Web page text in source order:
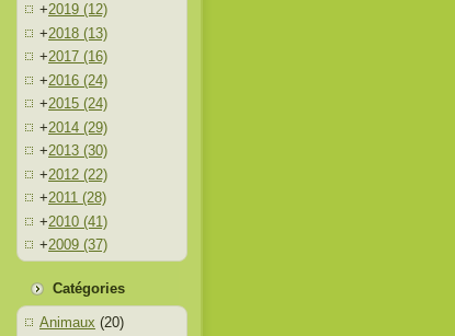
+2019 (12)
+2018 (13)
+2017 (16)
+2016 (24)
+2015 (24)
+2014 (29)
+2013 (30)
+2012 (22)
+2011 (28)
+2010 (41)
+2009 (37)
Catégories
Animaux (20)